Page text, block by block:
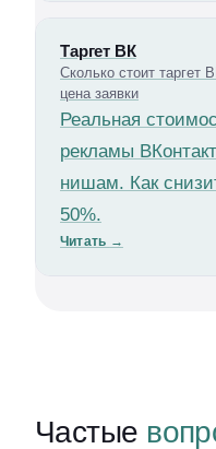
Таргет ВК
Сколько стоит таргет
цена заявки
Реальная
рекламы
нишам. Как
50%.
Читать →
Частые